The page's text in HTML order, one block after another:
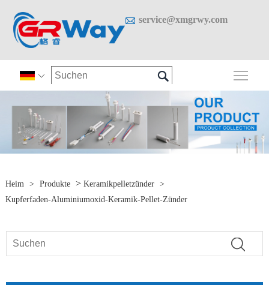
 service@xmgrwy.com
 
Heim > Produkte > Keramikpelletzünder
>
Kupferfaden-Aluminiumoxid-Keramik-Pellet-Zünder